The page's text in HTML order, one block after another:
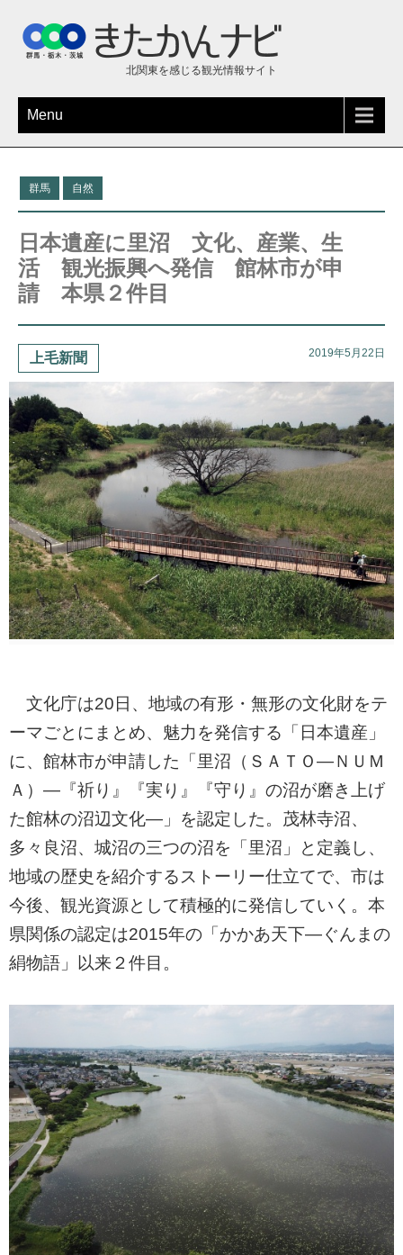
北関東を感じる観光情報サイト
Menu
群馬 自然
日本遺産に里沼 文化、産業、生
活 観光振興へ発信 館林市が申
請 本県２件目
上毛新聞 2019年5月22日
文化庁は20日、地域の有形・無形の文化財をテ
ーマごとにまとめ、魅力を発信する「日本遺産」
に、館林市が申請した「里沼（ＳＡＴＯ―ＮＵＭ
Ａ）―『祈り』『実り』『守り』の沼が磨き上げ
た館林の沼辺文化―」を認定した。茂林寺沼、
多々良沼、城沼の三つの沼を「里沼」と定義し、
地域の歴史を紹介するストーリー仕立てで、市は
今後、観光資源として積極的に発信していく。本
県関係の認定は2015年の「かかあ天下―ぐんまの
絹物語」以来２件目。